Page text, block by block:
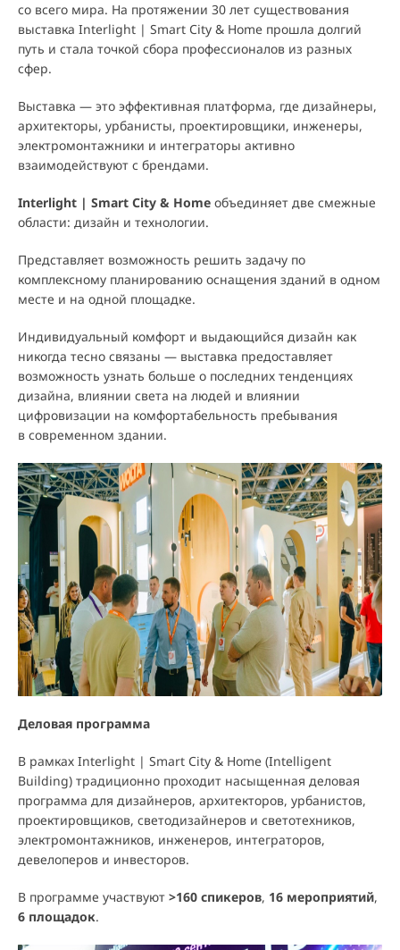
со всего мира. На протяжении 30 лет существования
выставка Interlight | Smart City & Home прошла долгий
путь и стала точкой сбора профессионалов из разных
сфер.
Выставка — этo эффективная платформа, где дизайнеры,
архитекторы, урбанисты, проектировщики, инженеры,
электромонтажники и интеграторы активно
взаимодействуют с брендами.
Interlight | Smart City & Home объединяет две смежные
области: дизайн и технологии.
Представляет возможность решить задачу по
комплексному планированию оснащения зданий в одном
месте и на одной площадке.
Индивидуальный комфорт и выдающийся дизайн как
никогда тесно связаны — выставка предоставляет
возможность узнать больше о последних тенденциях
дизайна, влиянии света на людей и влиянии
цифровизации на комфортабельность пребывания
в современном здании.
Деловая программа
В рамках Interlight | Smart City & Home (Intelligent
Building) традиционно проходит насыщенная деловая
программа для дизайнеров, архитекторов, урбанистов,
проектировщиков, светодизайнеров и светотехников,
электромонтажников, инженеров, интеграторов,
девелоперов и инвесторов.
В программе участвуют >160 спикеров, 16 мероприятий,
6 площадок.